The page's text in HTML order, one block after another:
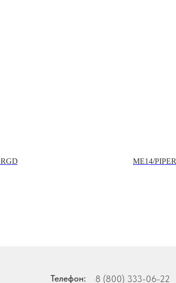
ME14/PIPER
Телефон: 8 (800) 333-06-22